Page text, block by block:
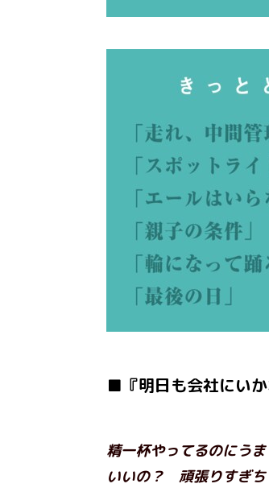
■『明日も会社にい
精一杯やってるのにう
いいの？ 頑張りすぎち